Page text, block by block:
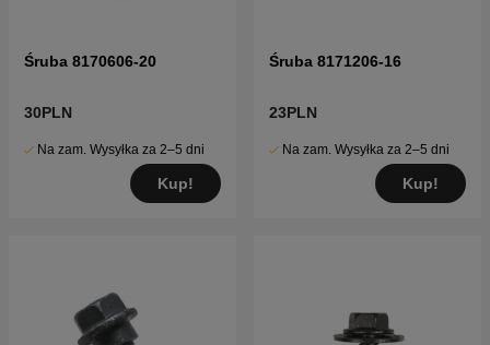
Śruba 8170606-20
30PLN
Na zam. Wysyłka za 2–5 dni
Kup!
Śruba 8171206-16
23PLN
Na zam. Wysyłka za 2–5 dni
Kup!